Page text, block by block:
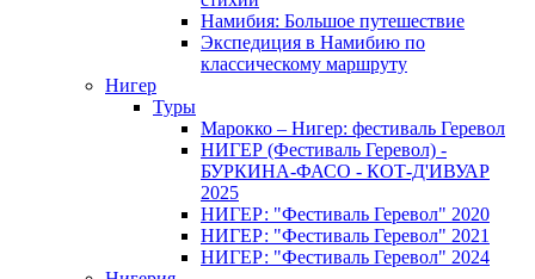
Намибия: Большое путешествие
Экспедиция в Намибию по
классическому маршруту
Нигер
Туры
Марокко – Нигер: фестиваль Геревол
НИГЕР (Фестиваль Геревол) -
БУРКИНА-ФАСО - КОТ-Д'ИВУАР
2025
НИГЕР: "Фестиваль Геревол" 2020
НИГЕР: "Фестиваль Геревол" 2021
НИГЕР: "Фестиваль Геревол" 2024